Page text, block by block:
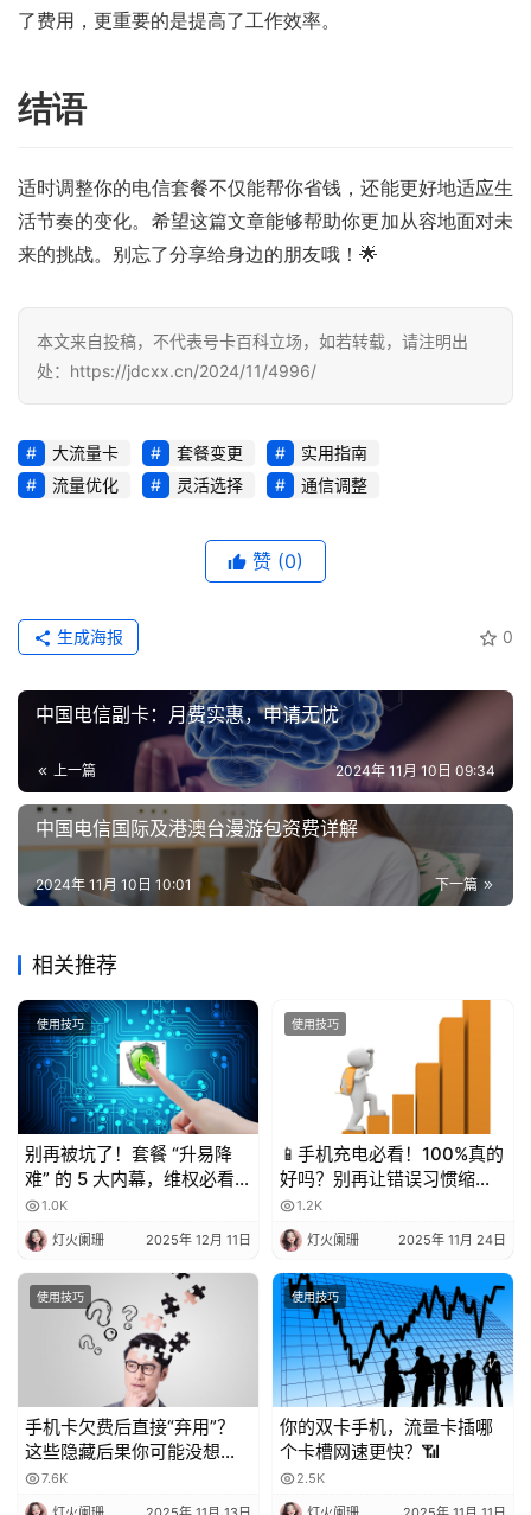
推
号
认
证
值
业
务
了费用，更重要的是提高了工作效率。
结语
适时调整你的电信套餐不仅能帮你省钱，还能更好地适应生
活节奏的变化。希望这篇文章能够帮助你更加从容地面对未
来的挑战。别忘了分享给身边的朋友哦！🌟
本文来自投稿，不代表号卡百科立场，如若转载，请注明出
处：https://jdcxx.cn/2024/11/4996/
大流量卡 套餐变更
实用指南
流量优化
灵活选择 通信调整
赞 (0)
0
生成海报
中国电信副卡：月费实惠，申请无忧
上一篇 2024年 11月 10日 09:34
中国电信国际及港澳台漫游包资费详解
下一篇
2024年 11月 10日 10:01
相关推荐
使用技巧
别再被坑了！套餐 “升易降
难” 的 5 大内幕，维权必看
💥1.0K
灯火阑珊 2025年 12月 11日
使用技巧
📱手机充电必看！100%真的
好吗？别再让错误习惯缩短
电池寿命！
1.2K
灯火阑珊 2025年 11月 24日
使用技巧
手机卡欠费后直接“弃用”？
这些隐藏后果你可能没想
到！
7.6K
使用技巧
你的双卡手机，流量卡插哪
个卡槽网速更快？📶
2.5K